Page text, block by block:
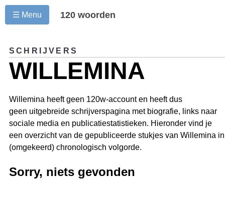
☰ Menu 120 woorden
SCHRIJVERS
WILLEMINA
Willemina heeft geen 120w-account en heeft dus
geen uitgebreide schrijverspagina met biografie, links naar
sociale media en publicatiestatistieken. Hieronder vind je
een overzicht van de gepubliceerde stukjes van Willemina in
(omgekeerd) chronologisch volgorde.
Sorry, niets gevonden